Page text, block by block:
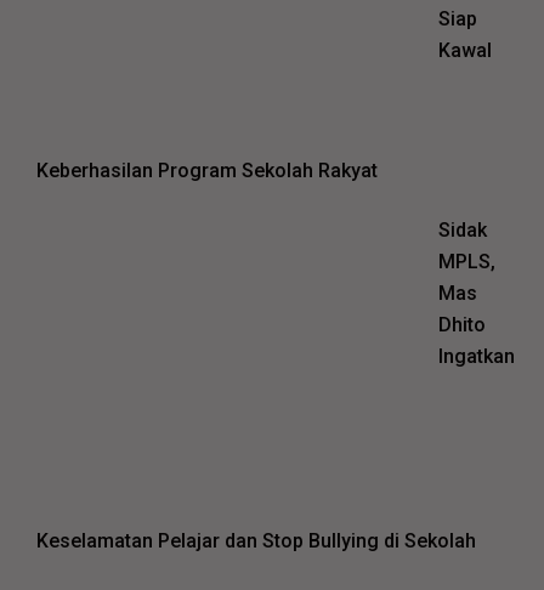
Siap
Kawal
Keberhasilan Program Sekolah Rakyat
Sidak
MPLS,
Mas
Dhito
Ingatkan
Keselamatan Pelajar dan Stop Bullying di Sekolah